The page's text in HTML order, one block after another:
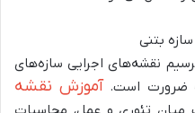
نقشه‌های اجرایی سازه‌های
ضرورت است.آموزش نقشه